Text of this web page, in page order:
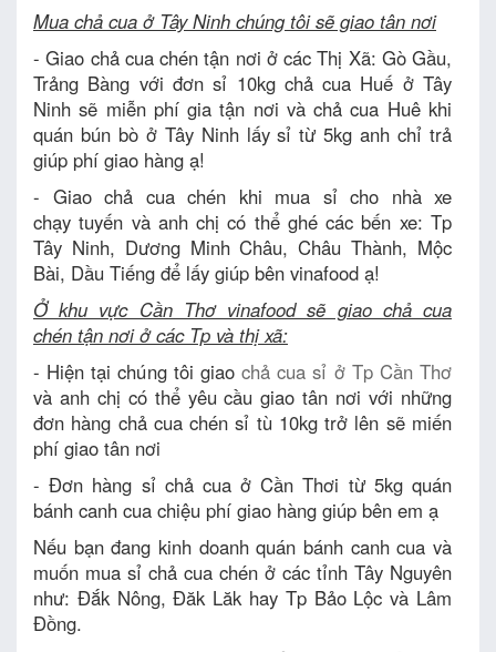
Mua chả cua ở Tây Ninh chúng tôi sẽ giao tân nơi
- Giao chả cua chén tận nơi ở các Thị Xã: Gò Gầu,
Trảng Bàng với đơn sỉ 10kg chả cua Huế ở Tây
Ninh sẽ miễn phí gia tận nơi và chả cua Huê khi
quán bún bò ở Tây Ninh lấy sỉ từ 5kg anh chỉ trả
giúp phí giao hàng ạ!
- Giao chả cua chén khi mua sỉ cho nhà xe
chạy tuyến và anh chị có thể ghé các bến xe: Tp
Tây Ninh, Dương Minh Châu, Châu Thành, Mộc
Bài, Dầu Tiếng để lấy giúp bên vinafood ạ!
Ở khu vực Cần Thơ vinafood sẽ giao chả cua
chén tận nơi ở các Tp và thị xã:
- Hiện tại chúng tôi giao chả cua sỉ ở Tp Cần Thơ
và anh chị có thể yêu cầu giao tân nơi với những
đơn hàng chả cua chén sỉ tù 10kg trở lên sẽ miến
phí giao tân nơi
- Đơn hàng sỉ chả cua ở Cần Thơi từ 5kg quán
bánh canh cua chiệu phí giao hàng giúp bên em ạ
Nếu bạn đang kinh doanh quán bánh canh cua và
muốn mua sỉ chả cua chén ở các tỉnh Tây Nguyên
như: Đắk Nông, Đăk Lăk hay Tp Bảo Lộc và Lâm
Đồng.